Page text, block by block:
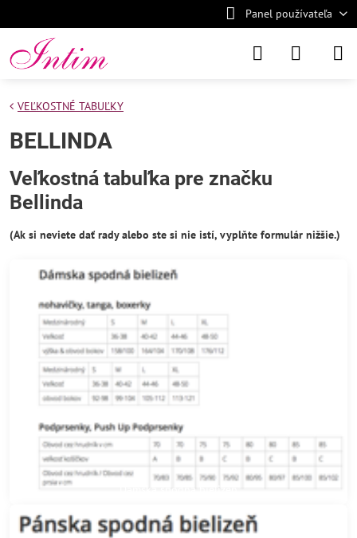
Panel používateľa
VEĽKOSTNÉ TABUĽKY
BELLINDA
Veľkostná tabuľka pre značku
Bellinda
(Ak si neviete dať rady alebo ste si nie istí, vyplňte formulár nižšie.)
Dámska spodná bielizeň